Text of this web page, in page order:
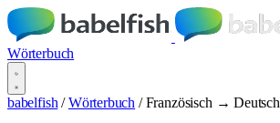
Wörterbuch
babelfish / Wörterbuch / Französisch → Deutsch